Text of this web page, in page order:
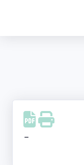
Facebook
Instagram
-